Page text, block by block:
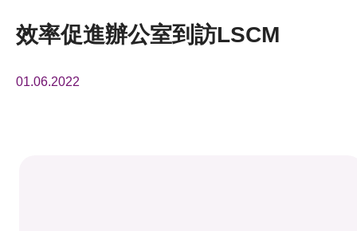
效率促進辦公室到訪LSCM
01.06.2022